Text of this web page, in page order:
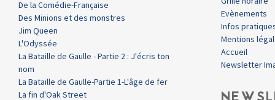
De la Comédie-Française
Des Minions et des monstres
Jim Queen
L'Odyssée
La Bataille de Gaulle - Partie 2 : J'écris ton
nom
La Bataille de Gaulle-Partie 1-L'âge de fer
La fin d'Oak Street
Evènements
Infos
Mentions
Accueil
Newsletter